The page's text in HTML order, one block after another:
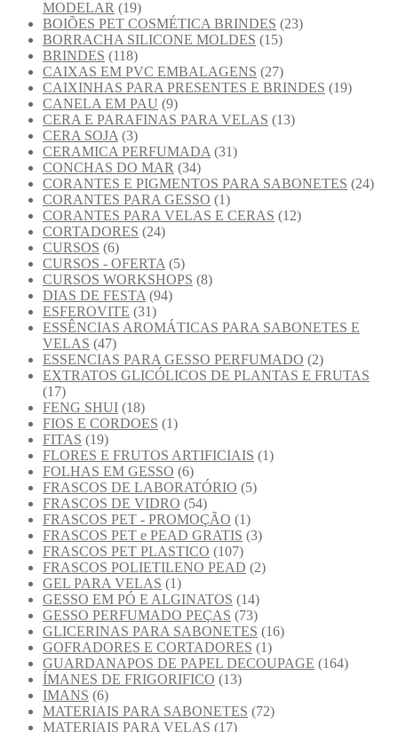
MODELAR (19)
BOIÕES PET COSMÉTICA BRINDES (23)
BORRACHA SILICONE MOLDES (15)
BRINDES (118)
CAIXAS EM PVC EMBALAGENS (27)
CAIXINHAS PARA PRESENTES E BRINDES (19)
CANELA EM PAU (9)
CERA E PARAFINAS PARA VELAS (13)
CERA SOJA (3)
CERAMICA PERFUMADA (31)
CONCHAS DO MAR (34)
CORANTES E PIGMENTOS PARA SABONETES (24)
CORANTES PARA GESSO (1)
CORANTES PARA VELAS E CERAS (12)
CORTADORES (24)
CURSOS (6)
CURSOS - OFERTA (5)
CURSOS WORKSHOPS (8)
DIAS DE FESTA (94)
ESFEROVITE (31)
ESSÊNCIAS AROMÁTICAS PARA SABONETES E
VELAS (47)
ESSENCIAS PARA GESSO PERFUMADO (2)
EXTRATOS GLICÓLICOS DE PLANTAS E FRUTAS
(17)
FENG SHUI (18)
FIOS E CORDOES (1)
FITAS (19)
FLORES E FRUTOS ARTIFICIAIS (1)
FOLHAS EM GESSO (6)
FRASCOS DE LABORATÓRIO (5)
FRASCOS DE VIDRO (54)
FRASCOS PET - PROMOÇÃO (1)
FRASCOS PET e PEAD GRATIS (3)
FRASCOS PET PLASTICO (107)
FRASCOS POLIETILENO PEAD (2)
GEL PARA VELAS (1)
GESSO EM PÓ E ALGINATOS (14)
GESSO PERFUMADO PEÇAS (73)
GLICERINAS PARA SABONETES (16)
GOFRADORES E CORTADORES (1)
GUARDANAPOS DE PAPEL DECOUPAGE (164)
ÍMANES DE FRIGORIFICO (13)
IMANS (6)
MATERIAIS PARA SABONETES (72)
MATERIAIS PARA VELAS (17)